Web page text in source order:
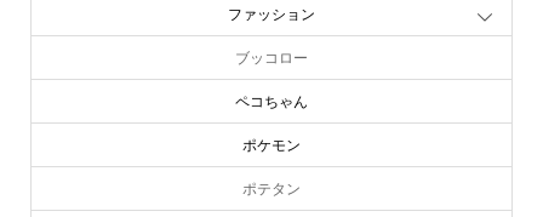
ファッション
ブッコロー
ペコちゃん
ポケモン
ポテタン